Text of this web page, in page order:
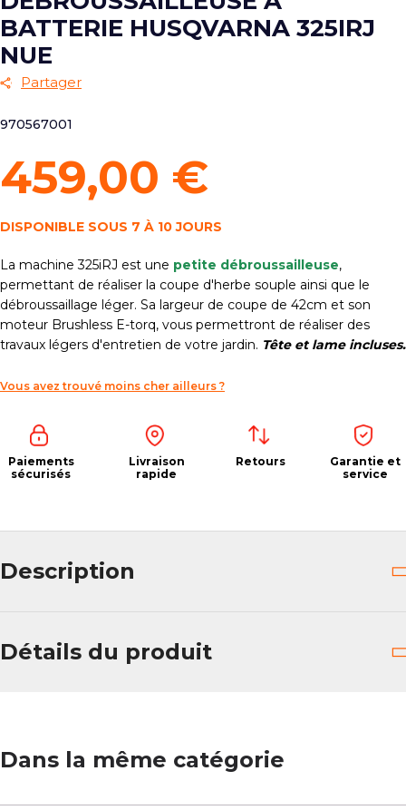
BATTERIE HUSQVARNA 325IRJ
NUE
Partager
970567001
459,00 €
DISPONIBLE SOUS 7 À 10 JOURS
La machine 325iRJ est une petite débroussailleuse,
permettant de réaliser la coupe d'herbe souple ainsi que le
débroussaillage léger. Sa largeur de coupe de 42cm et son
moteur Brushless E-torq, vous permettront de réaliser des
travaux légers d'entretien de votre jardin. Tête et lame incluses.
Vous avez trouvé moins cher ailleurs ?
Paiements
sécurisés
Livraison
rapide
Retours
Garantie et
service
Description
Détails du produit
Dans la même catégorie